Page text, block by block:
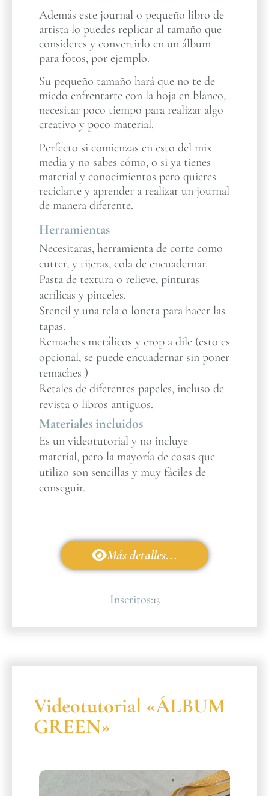
Además este journal o pequeño libro de
artista lo puedes replicar al tamaño que
consideres y convertirlo en un álbum
para fotos, por ejemplo.
Su pequeño tamaño hará que no te de
miedo enfrentarte con la hoja en blanco,
necesitar poco tiempo para realizar algo
creativo y poco material.
Perfecto si comienzas en esto del mix
media y no sabes cómo, o si ya tienes
material y conocimientos pero quieres
reciclarte y aprender a realizar un journal
de manera diferente.
Herramientas
Necesitaras, herramienta de corte como
cutter, y tijeras, cola de encuadernar.
Pasta de textura o relieve, pinturas
acrílicas y pinceles.
Stencil y una tela o loneta para hacer las
tapas.
Remaches metálicos y crop a dile (esto es
opcional, se puede encuadernar sin poner
remaches )
Retales de diferentes papeles, incluso de
revista o libros antiguos.
Materiales incluidos
Es un videotutorial y no incluye
material, pero la mayoría de cosas que
utilizo son sencillas y muy fáciles de
conseguir.
Más detalles...
Inscritos:13
Videotutorial «ÁLBUM
GREEN»